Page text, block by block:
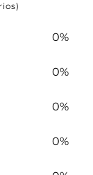
0%
0%
0%
0%